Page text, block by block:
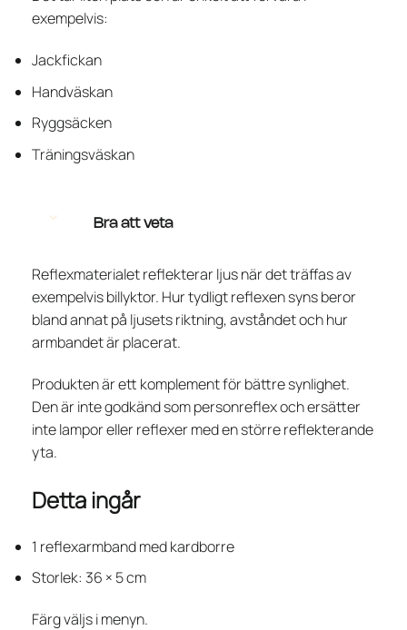
exempelvis:
Jackfickan
Handväskan
Ryggsäcken
Träningsväskan
Bra att veta
Reflexmaterialet reflekterar ljus när det träffas av
exempelvis billyktor. Hur tydligt reflexen syns beror
bland annat på ljusets riktning, avståndet och hur
armbandet är placerat.
Produkten är ett komplement för bättre synlighet.
Den är inte godkänd som personreflex och ersätter
inte lampor eller reflexer med en större reflekterande
yta.
Detta ingår
1 reflexarmband med kardborre
Storlek: 36 × 5 cm
Färg väljs i menyn.